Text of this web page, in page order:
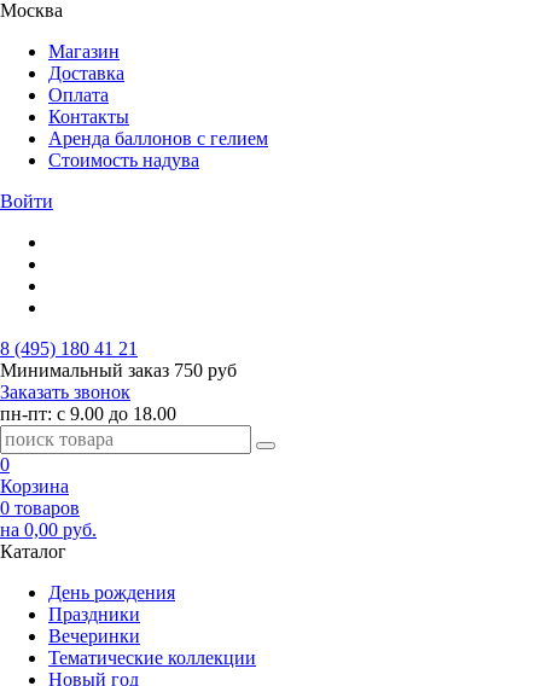
Москва
Магазин
Доставка
Оплата
Контакты
Аренда баллонов с гелием
Стоимость надува
Войти
8 (495) 180 41 21
Минимальный заказ 750 руб
Заказать звонок
пн-пт: с 9.00 до 18.00
0
Корзина
0 товаров
на 0,00 руб.
Каталог
День рождения
Праздники
Вечеринки
Тематические коллекции
Новый год